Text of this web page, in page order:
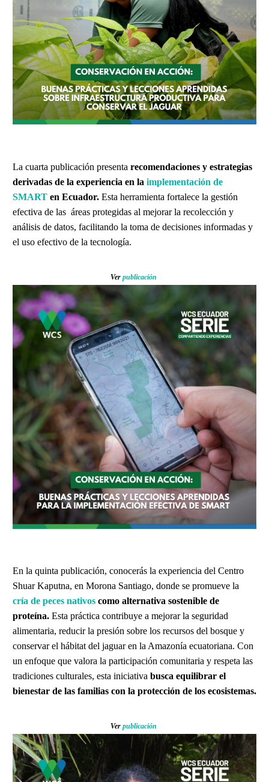
La cuarta publicación presenta recomendaciones y estrategias
derivadas de la experiencia en la implementación de
SMART en Ecuador. Esta herramienta fortalece la gestión
efectiva de las áreas protegidas al mejorar la recolección y
análisis de datos, facilitando la toma de decisiones informadas y
el uso efectivo de la tecnología.
Ver publicación
En la quinta publicación, conocerás la experiencia del Centro
Shuar Kaputna, en Morona Santiago, donde se promueve la
cría de peces nativos como alternativa sostenible de
proteína. Esta práctica contribuye a mejorar la seguridad
alimentaria, reducir la presión sobre los recursos del bosque y
conservar el hábitat del jaguar en la Amazonía ecuatoriana. Con
un enfoque que valora la participación comunitaria y respeta las
tradiciones culturales, esta iniciativa busca equilibrar el
bienestar de las familias con la protección de los ecosistemas.
Ver publicación